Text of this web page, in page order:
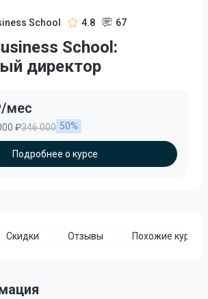
School 4.8 67
School:
директор
мес
₽346 000 50%
Подробнее о курсе
Скидки Отзывы Похожие курсы